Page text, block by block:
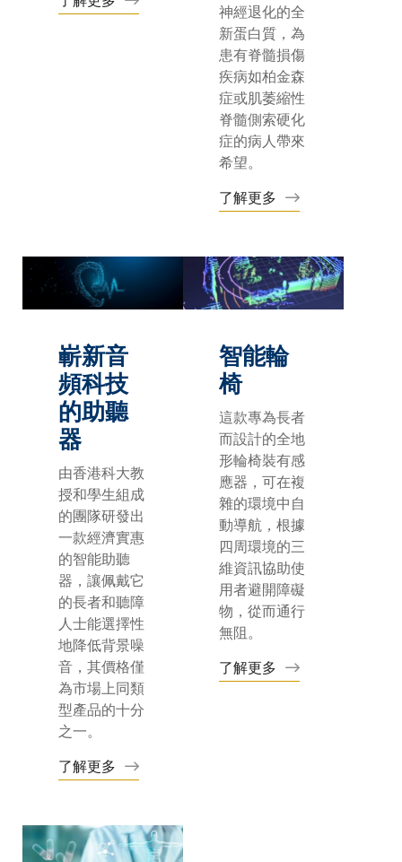
神經退化的全
新蛋白質，為
患有脊髓損傷
疾病如柏金森
症或肌萎縮性
脊髓側索硬化
症的病人帶來
希望。
了解更多
嶄新音
頻科技
的助聽
器
由香港科大教
授和學生組成
的團隊研發出
一款經濟實惠
的智能助聽
器，讓佩戴它
的長者和聽障
人士能選擇性
地降低背景噪
音，其價格僅
為市場上同類
型產品的十分
之一。
了解更多
智能輪
椅
這款專為長者
而設計的全地
形輪椅裝有感
應器，可在複
雜的環境中自
動導航，根據
四周環境的三
維資訊協助使
用者避開障礙
物，從而通行
無阻。
了解更多